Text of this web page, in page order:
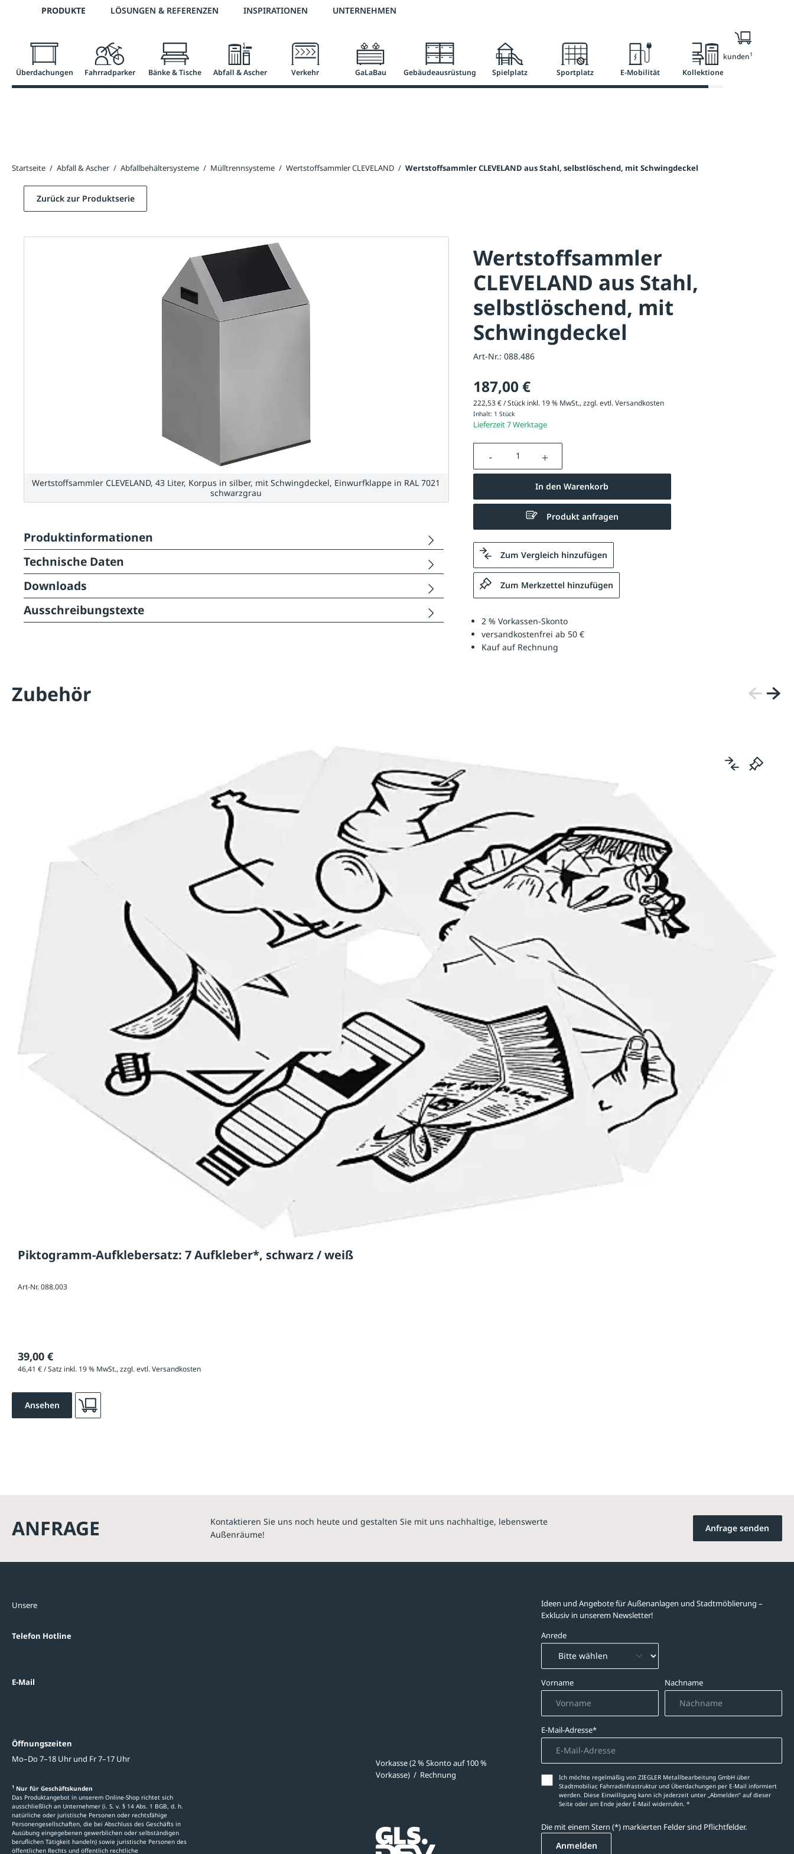
Zur Hauptnavigation springen
Telefon: 0800 / 100 49 02 2 % Vorkassen-Skonto versandkostenfrei ab 50 €
PRODUKTE LÖSUNGEN & REFERENZEN INSPIRATIONEN UNTERNEHMEN
Überdachungen Fahrradparker Bänke & Tische Abfall & Ascher Verkehr GaLaBau Gebäudeausrüstung Spielplatz Sportplatz E-Mobilität Kollektionen
Nur für Geschäftskunden1
Startseite / Abfall & Ascher / Abfallbehältersysteme / Mülltrennsysteme / Wertstoffsammler CLEVELAND / Wertstoffsammler CLEVELAND aus Stahl, selbstlöschend, mit Schwingdeckel
Wertstoffsammler
CLEVELAND aus Stahl,
selbstlöschend, mit
Schwingdeckel
Art-Nr.: 088.486
187,00 €
222,53 € / Stück inkl. 19 % MwSt., zzgl. evtl.Versandkosten
Inhalt: 1 Stück
Lieferzeit 7 Werktage
Produkt Anzahl: Gib den gewünschten Wert ein oder
In den Warenkorb
Produkt anfragen
Zum Vergleich hinzufügen
Zum Merkzettel hinzufügen
2 % Vorkassen-Skonto
versandkostenfrei ab 50 €
Kauf auf Rechnung
Zurück zur Produktserie
Wertstoffsammler CLEVELAND, 43 Liter, Korpus in silber, mit Schwingdeckel, Einwurfklappe in RAL 7021
schwarzgrau
Produktinformationen
Technische Daten
Downloads
Ausschreibungstexte
Zubehör
Piktogramm-Aufklebersatz: 7 Aufkleber*, schwarz / weiß
Art-Nr. 088.003
39,00 €
46,41 € / Satz inkl. 19 % MwSt., zzgl. evtl. Versandkosten
Ansehen
ANFRAGE
Kontaktieren Sie uns noch heute und gestalten Sie mit uns nachhaltige, lebenswerte
Außenräume!
Anfrage senden
Unsere
Telefon Hotline
E-Mail
Öffnungszeiten
Mo–Do 7–18 Uhr und Fr 7–17 Uhr
1 Nur für Geschäftskunden
Das Produktangebot in unserem Online-Shop richtet sich
ausschließlich an Unternehmer (i. S. v. § 14 Abs. 1 BGB, d. h.
natürliche oder juristische Personen oder rechtsfähige
Personengesellschaften, die bei Abschluss des Geschäfts in
Ausübung eingegebenen gewerblichen oder selbständigen
beruflichen Tätigkeit handeln) sowie juristische Personen des
öffentlichen Rechts und öffentlich rechtliche
Vorkasse (2 % Skonto auf 100 %
Vorkasse) / Rechnung
Ideen und Angebote für Außenanlagen und Stadtmöblierung –
Exklusiv in unserem Newsletter!
Anrede
Vorname Nachname
E-Mail-Adresse*
Ich möchte regelmäßig von ZIEGLER Metallbearbeitung GmbH über
Stadtmobiliar, Fahrradinfrastruktur und Überdachungen per E-Mail informiert
werden. Diese Einwilligung kann ich jederzeit unter „Abmelden‘‘ auf dieser
Seite oder am Ende jeder E-Mail widerrufen. *
Die mit einem Stern (*) markierten Felder sind Pflichtfelder.
Anmelden